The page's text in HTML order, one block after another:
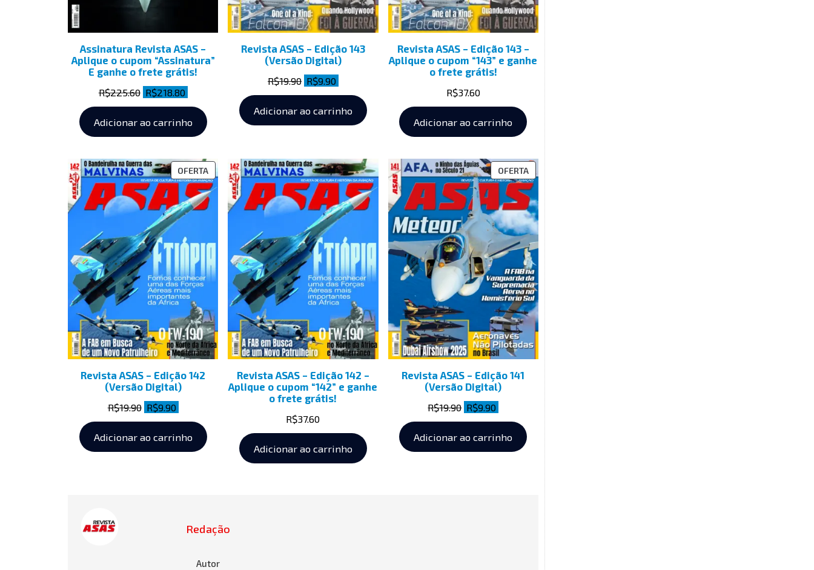
Assinatura Revista ASAS –
Aplique o cupom “Assinatura”
E ganhe o frete grátis!
R$225.60 R$218.80
Adicionar ao carrinho
Revista ASAS – Edição 143
(Versão Digital)
R$19.90 R$9.90
Adicionar ao carrinho
Revista ASAS – Edição 143 –
Aplique o cupom “143” e ganhe
o frete grátis!
R$37.60
Adicionar ao carrinho
OFERTA
Revista ASAS – Edição 142
(Versão Digital)
R$19.90 R$9.90
Adicionar ao carrinho
Revista ASAS – Edição 142 –
Aplique o cupom “142” e ganhe
o frete grátis!
R$37.60
Adicionar ao carrinho
OFERTA
Revista ASAS – Edição 141
(Versão Digital)
R$19.90 R$9.90
Adicionar ao carrinho
Redação
Autor